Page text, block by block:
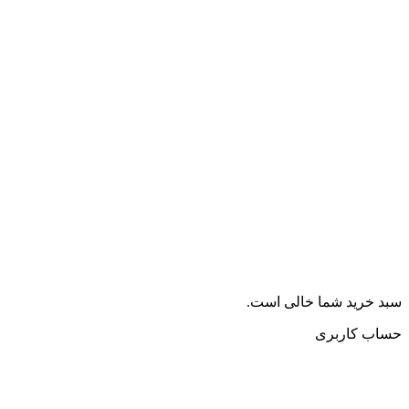
سبد خرید شما خالی است.
حساب کاربری